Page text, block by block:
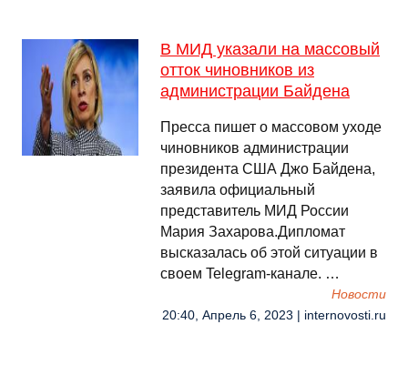
В МИД указали на массовый
отток чиновников из
администрации Байдена
Пресса пишет о массовом уходе
чиновников администрации
президента США Джо Байдена,
заявила официальный
представитель МИД России
Мария Захарова.Дипломат
высказалась об этой ситуации в
своем Telegram-канале. …
Новости
20:40, Апрель 6, 2023 | internovosti.ru